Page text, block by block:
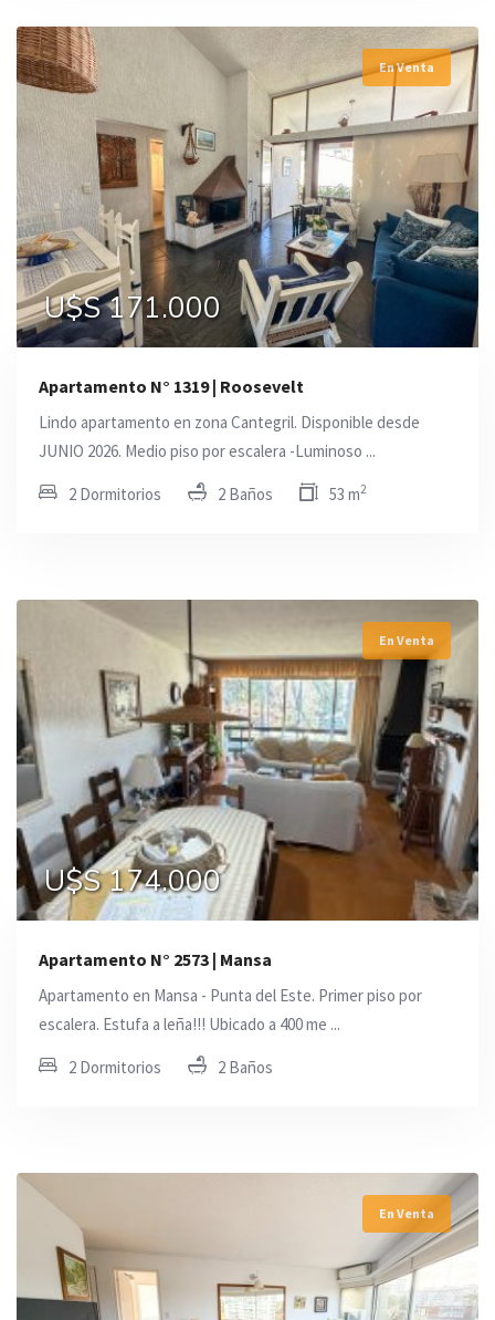
En Venta
U$S 171.000
Apartamento N° 1319 | Roosevelt
Lindo apartamento en zona Cantegril. Disponible desde
JUNIO 2026. Medio piso por escalera -Luminoso ...
2 Dormitorios 2 Baños 53 m2
En Venta
U$S 174.000
Apartamento N° 2573 | Mansa
Apartamento en Mansa - Punta del Este. Primer piso por
escalera. Estufa a leña!!! Ubicado a 400 me ...
2 Dormitorios 2 Baños
En Venta